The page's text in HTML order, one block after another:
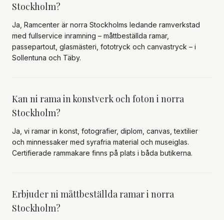
Stockholm?
Ja, Ramcenter är norra Stockholms ledande ramverkstad
med fullservice inramning – måttbeställda ramar,
passepartout, glasmästeri, fototryck och canvastryck – i
Sollentuna och Täby.
Kan ni rama in konstverk och foton i norra
Stockholm?
Ja, vi ramar in konst, fotografier, diplom, canvas, textilier
och minnessaker med syrafria material och museiglas.
Certifierade rammakare finns på plats i båda butikerna.
Erbjuder ni måttbeställda ramar i norra
Stockholm?